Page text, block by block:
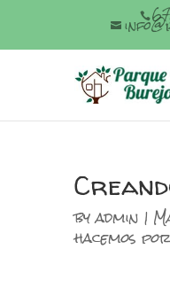
byadmin |
hacemos